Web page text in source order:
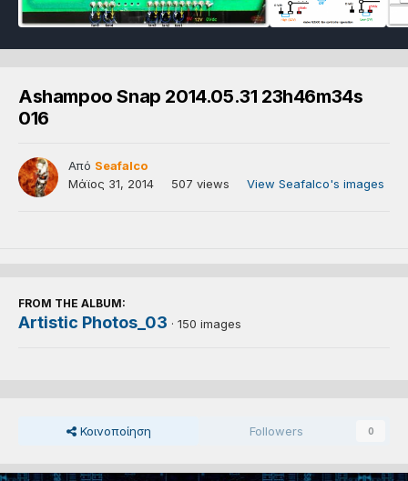
Ashampoo Snap 2014.05.31 23h46m34s
016
Από Seafalco
Μάϊος 31, 2014
507 views View Seafalco's images
FROM THE ALBUM:
Artistic Photos_03 · 150 images
Κοινοποίηση Followers 0